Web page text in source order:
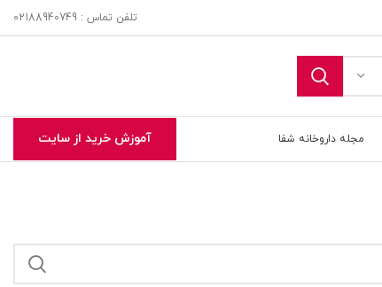
تلفن تماس : 02188940749
مجله داروخانه شفا آموزش خرید از سایت